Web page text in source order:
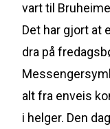
vart til
Det har gjort at
dra på
alt fra enveis
i helger. Den